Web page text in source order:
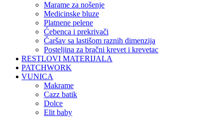
marame za nošenje
medicinske bluze
platnene pelene
ćebenca i prekrivači
čaršav sa lastišom raznih dimenzija
posteljina za bračni krevet i krevetac
RESTLOVI MATERIJALA
PATCHWORK
VUNICA
makrame
cazz batik
dolce
elit baby